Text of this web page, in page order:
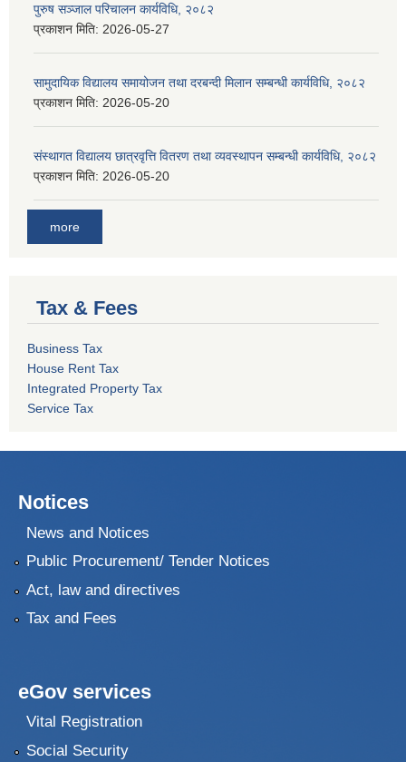
पुरुष सञ्जाल परिचालन कार्यविधि, २०८२
प्रकाशन मिति: 2026-05-27
सामुदायिक विद्यालय समायोजन तथा दरबन्दी मिलान सम्बन्धी कार्यविधि, २०८२
प्रकाशन मिति: 2026-05-20
संस्थागत विद्यालय छात्रवृत्ति वितरण तथा व्यवस्थापन सम्बन्धी कार्यविधि, २०८२
प्रकाशन मिति: 2026-05-20
more
Tax & Fees
Business Tax
House Rent Tax
Integrated Property Tax
Service Tax
Notices
News and Notices
Public Procurement/ Tender Notices
Act, law and directives
Tax and Fees
eGov services
Vital Registration
Social Security